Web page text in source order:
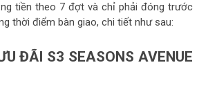
tiền theo 7 đợt và chỉ phải đóng trước
thời điểm bàn giao, chi tiết như sau: